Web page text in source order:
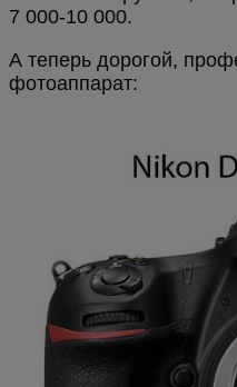
7 000-10 000.
А теперь дорогой,
фотоаппарат: